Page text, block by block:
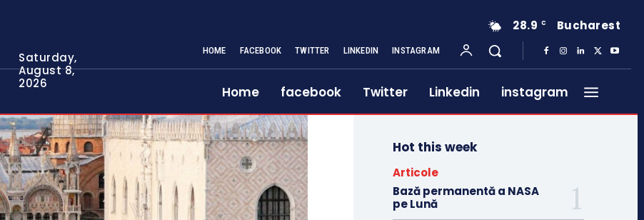
Saturday,
August 8,
2026
28.9 C Bucharest
HOME FACEBOOK TWITTER LINKEDIN INSTAGRAM
Home facebook Twitter Linkedin instagram
Hot this week
Articole
Bază permanentă a NASA
pe Lună